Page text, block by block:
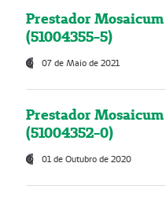
Prestador
(51004355-5)
07 de Maio de 2021
Prestador
(51004352-0)
01 de Outubro de 2020